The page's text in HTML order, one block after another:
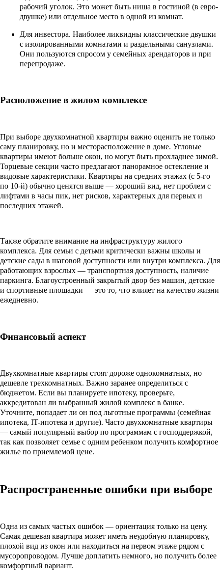
рабочий уголок. Это может быть ниша в гостиной (в евро-
двушке) или отдельное место в одной из комнат.
Для инвестора. Наиболее ликвидны классические двушки
с изолированными комнатами и раздельными санузлами.
Они пользуются спросом у семейных арендаторов и при
перепродаже.
Расположение в жилом комплексе
При выборе двухкомнатной квартиры важно оценить не только
саму планировку, но и месторасположение в доме. Угловые
квартиры имеют больше окон, но могут быть прохладнее зимой.
Торцевые секции часто предлагают панорамное остекление и
видовые характеристики. Квартиры на средних этажах (с 5-го
по 10-й) обычно ценятся выше — хороший вид, нет проблем с
лифтами в часы пик, нет рисков, характерных для первых и
последних этажей.
Также обратите внимание на инфраструктуру жилого
комплекса. Для семьи с детьми критически важны школы и
детские сады в шаговой доступности или внутри комплекса. Для
работающих взрослых — транспортная доступность, наличие
паркинга. Благоустроенный закрытый двор без машин, детские
и спортивные площадки — это то, что влияет на качество жизни
ежедневно.
Финансовый аспект
Двухкомнатные квартиры стоят дороже однокомнатных, но
дешевле трехкомнатных. Важно заранее определиться с
бюджетом. Если вы планируете ипотеку, проверьте,
аккредитован ли выбранный жилой комплекс в банке.
Уточните, попадает ли он под льготные программы (семейная
ипотека, IT-ипотека и другие). Часто двухкомнатные квартиры
— самый популярный выбор по программам с господдержкой,
так как позволяет семье с одним ребенком получить комфортное
жилье по приемлемой цене.
Распространенные ошибки при выборе
Одна из самых частых ошибок — ориентация только на цену.
Самая дешевая квартира может иметь неудобную планировку,
плохой вид из окон или находиться на первом этаже рядом с
мусоропроводом. Лучше доплатить немного, но получить более
комфортный вариант.